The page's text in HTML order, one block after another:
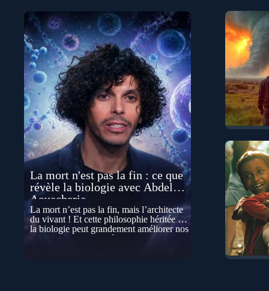
La mort n'est pas la fin : ce que
révèle la biologie avec Abdel
Aouacheria
La mort n’est pas la fin, mais l’architecte
du vivant ! Et cette philosophie héritée de
la biologie peut grandement améliorer nos
vies… Cela peut paraître contre-intuitif, et